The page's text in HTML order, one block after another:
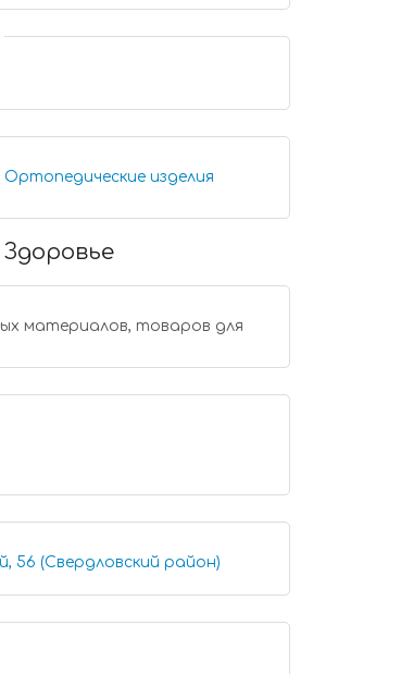
Ортопедические изделия
материалов, товаров для
56 (Свердловский район)